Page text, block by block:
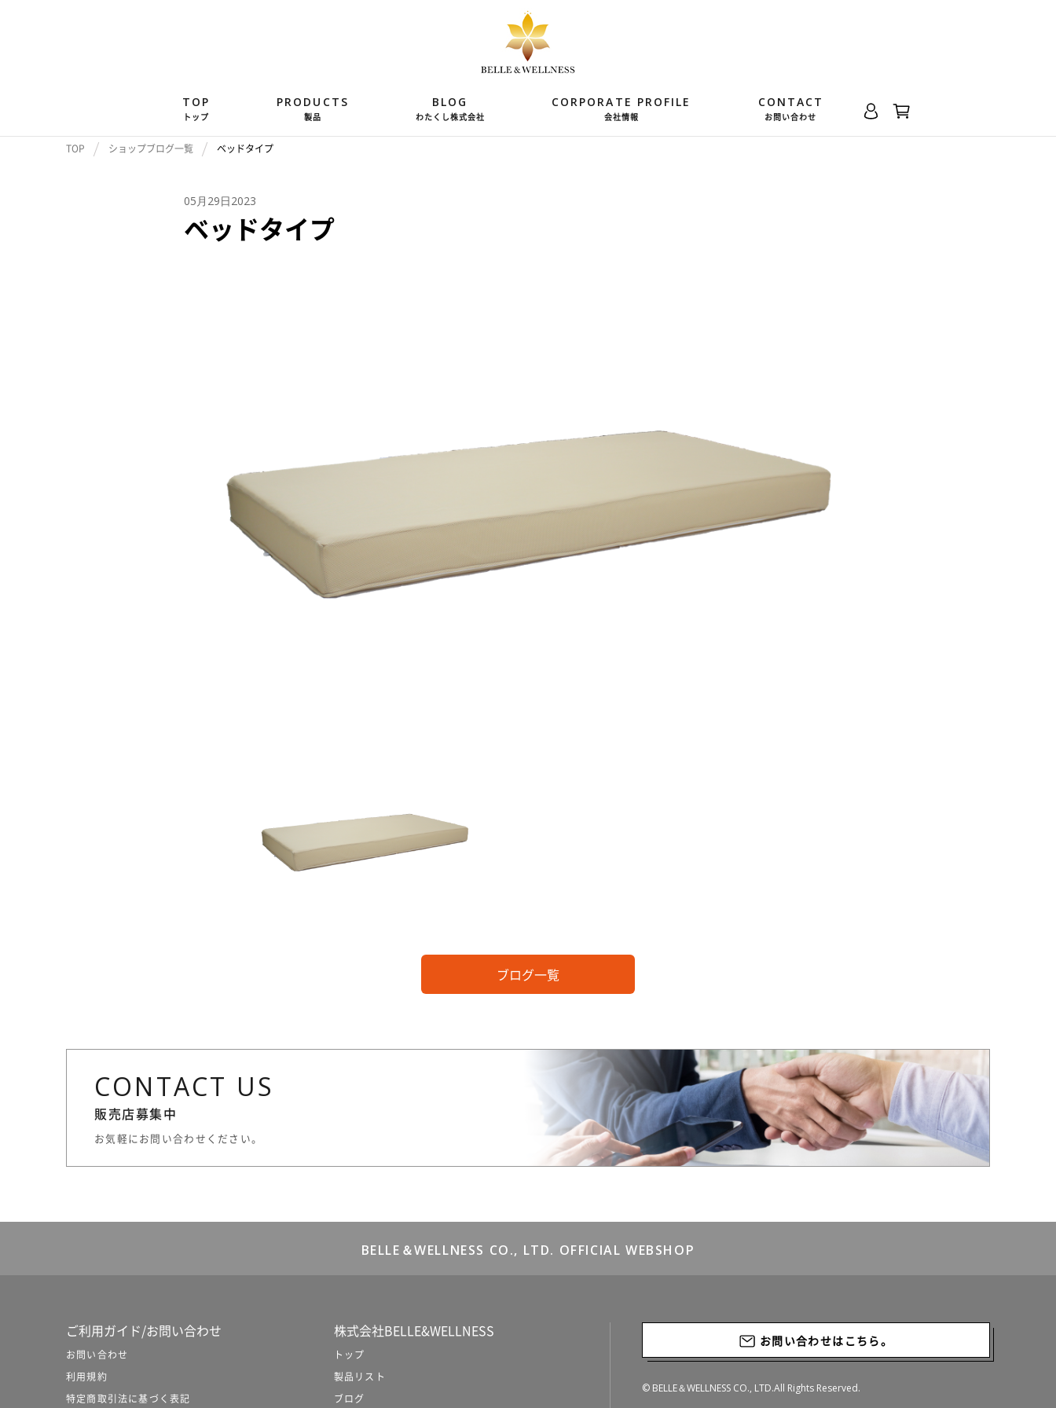
TOP
トップ
PRODUCTS
製品
BLOG
わたくし株式会社
CORPORATE PROFILE
会社情報
CONTACT
お問い合わせ
TOP ショップブログ一覧 ベッドタイプ
05月29日2023
ベッドタイプ
ブログ一覧
CONTACT US
販売店募集中
お気軽にお問い合わせください。
BELLE＆WELLNESS CO., LTD. OFFICIAL WEBSHOP
ご利用ガイド/お問い合わせ
お問い合わせ
利用規約
特定商取引法に基づく表記
株式会社BELLE&WELLNESS
トップ
製品リスト
ブログ
お問い合わせはこちら。
© BELLE＆WELLNESS CO., LTD.All Rights Reserved.